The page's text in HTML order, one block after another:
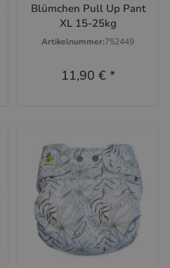
Blümchen Pull Up Pant
XL 15-25kg
Artikelnummer:752449
11,90 € *